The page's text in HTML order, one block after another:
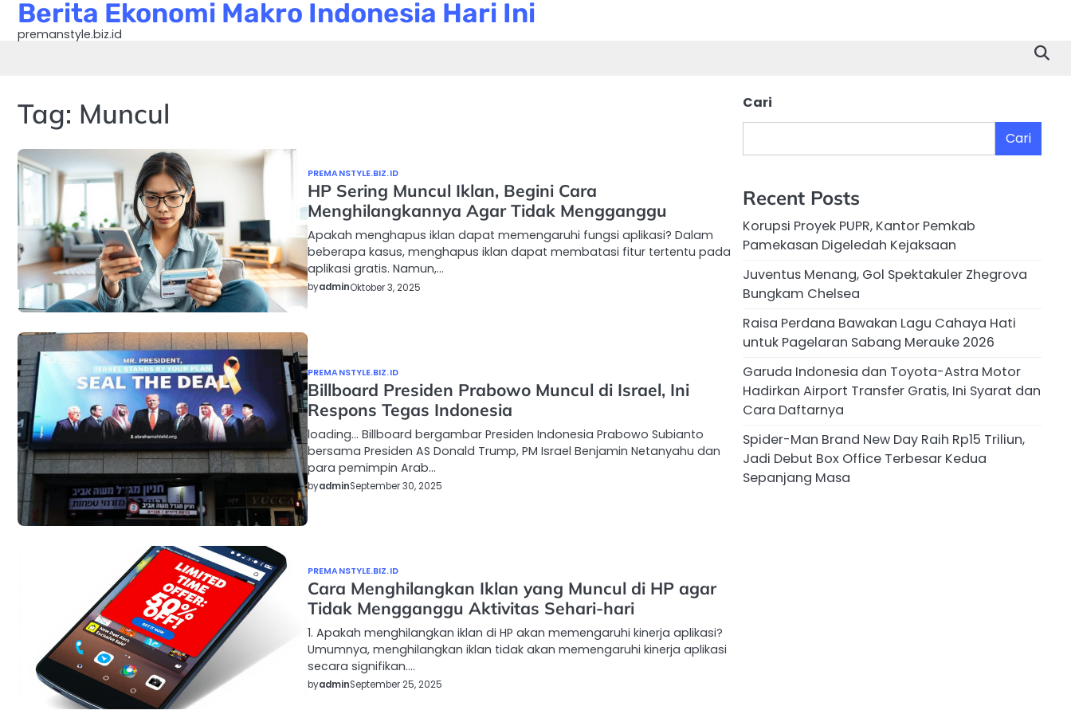
Skip
content
Berita Ekonomi Makro Indonesia Hari Ini
premanstyle.biz.id
Tag: Muncul
PREMANSTYLE.BIZ.ID
HP Sering Muncul Iklan, Begini Cara
Menghilangkannya Agar Tidak Mengganggu
Apakah menghapus iklan dapat memengaruhi fungsi aplikasi? Dalam
beberapa kasus, menghapus iklan dapat membatasi fitur tertentu pada
aplikasi gratis. Namun,…
byadminOktober 3, 2025
PREMANSTYLE.BIZ.ID
Billboard Presiden Prabowo Muncul di Israel, Ini
Respons Tegas Indonesia
loading… Billboard bergambar Presiden Indonesia Prabowo Subianto
bersama Presiden AS Donald Trump, PM Israel Benjamin Netanyahu dan
para pemimpin Arab…
byadminSeptember 30, 2025
PREMANSTYLE.BIZ.ID
Cara Menghilangkan Iklan yang Muncul di HP agar
Tidak Mengganggu Aktivitas Sehari-hari
1. Apakah menghilangkan iklan di HP akan memengaruhi kinerja aplikasi?
Umumnya, menghilangkan iklan tidak akan memengaruhi kinerja aplikasi
secara signifikan.…
byadminSeptember 25, 2025
Cari
Cari
Recent Posts
Korupsi Proyek PUPR, Kantor Pemkab
Pamekasan Digeledah Kejaksaan
Juventus Menang, Gol Spektakuler Zhegrova
Bungkam Chelsea
Raisa Perdana Bawakan Lagu Cahaya Hati
untuk Pagelaran Sabang Merauke 2026
Garuda Indonesia dan Toyota-Astra Motor
Hadirkan Airport Transfer Gratis, Ini Syarat dan
Cara Daftarnya
Spider-Man Brand New Day Raih Rp15 Triliun,
Jadi Debut Box Office Terbesar Kedua
Sepanjang Masa